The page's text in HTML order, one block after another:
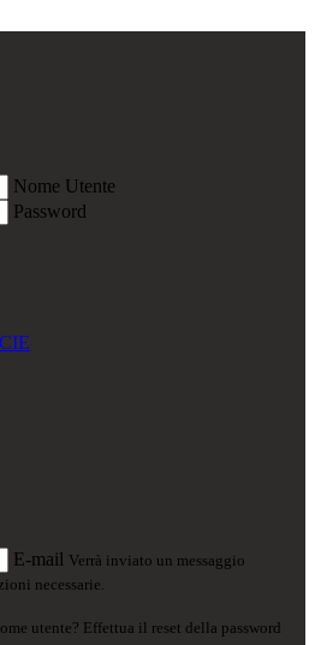
Nome Utente
Password
E-mail Verrà inviato un messaggio
necessarie.
utente? Effettua il reset della password